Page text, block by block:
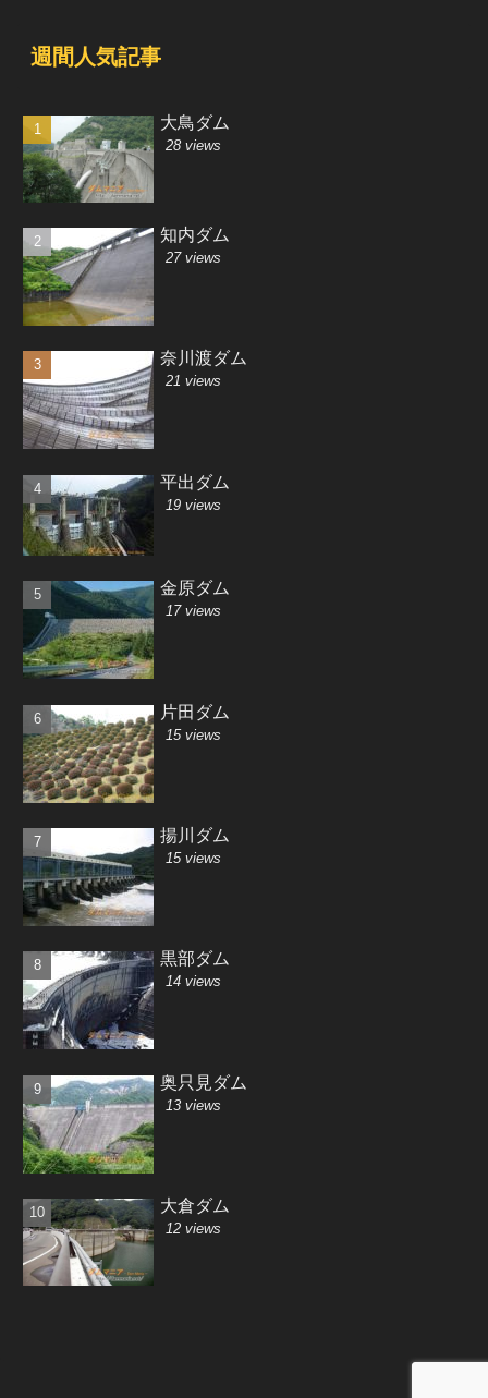
週間人気記事
大鳥ダム
28 views
知内ダム
27 views
奈川渡ダム
21 views
平出ダム
19 views
金原ダム
17 views
片田ダム
15 views
揚川ダム
15 views
黒部ダム
14 views
奥只見ダム
13 views
大倉ダム
12 views